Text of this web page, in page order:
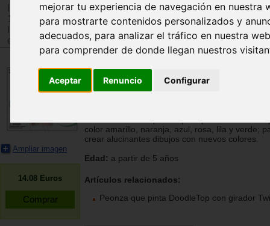
mejorar tu experiencia de navegación en nuestra
para mostrarte contenidos personalizados y
adecuados, para analizar el tráfico en nuestra
para comprender de donde llegan nuestros
Aceptar Renuncio Configurar
>Tienda>Juguetes infantiles>Juguetes por edad>
12 años
>Tienda > Juguetes infantiles > Juguetes por tipo
estimulación intelectual y memoria
Ampliar imagen
14.08 Euros
Rotuladores de repuesto de
variados para peonza
color amarillo, naranja, azul, rosa, lila y verde;
crear alucinantes dibujos con nuevos colores.
Edad: a partir de 5 años
Artículos relacionados:
Peonza que pinta DoodleTop con girador